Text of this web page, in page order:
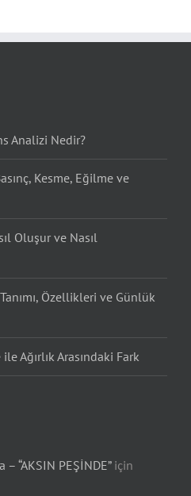
Analizi Nedir?
Kesme, Eğilme ve
Oluşur ve Nasıl
Özellikleri ve Günlük
Ağırlık Arasındaki Fark
– “AKSIN PEŞİNDE”için